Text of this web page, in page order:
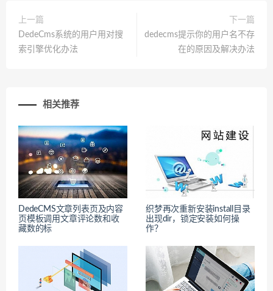
上一篇
DedeCms系统的用户用对搜
索引擎优化办法
下一篇
dedecms提示你的用户名不存
在的原因及解决办法
相关推荐
DedeCMS文章列表页及内容
页模板调用文章评论数和收
藏数的标
织梦再次重新安装install目录
出现dir，锁定安装如何操
作？